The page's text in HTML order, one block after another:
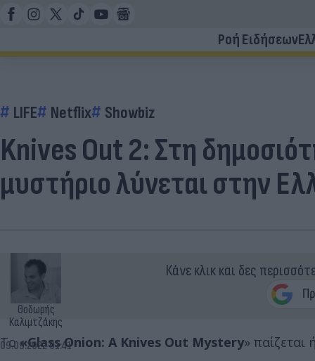
Ροή Ειδήσεων
LIFE Netflix Showbiz
Knives Out 2: Στη
μυστήριο λύνεται στην
Θοδωρής
Καλιμτζάκης
09.09.2022 01:41
Κάνε κλικ και δες
Το«Glass Onion: A Knives Out Mystery»